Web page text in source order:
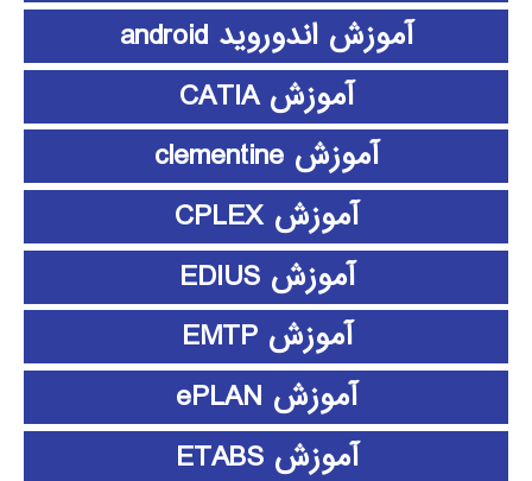
آموزش اندوروید android
آموزش CATIA
آموزش clementine
آموزش CPLEX
آموزش EDIUS
آموزش EMTP
آموزش ePLAN
آموزش ETABS